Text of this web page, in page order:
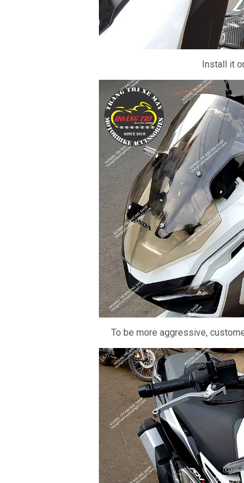
Install it
To be more aggressive,